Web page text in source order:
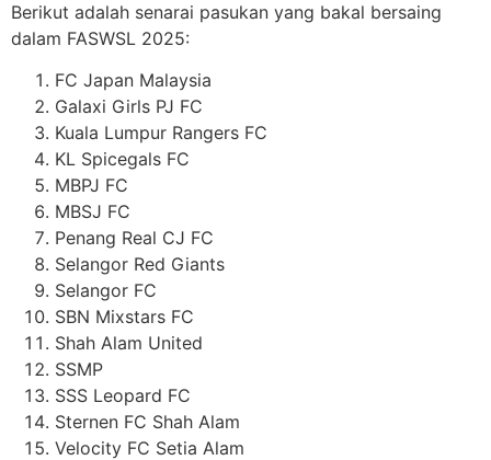
Berikut adalah senarai pasukan yang bakal bersaing
dalam FASWSL 2025:
FC Japan Malaysia
Galaxi Girls PJ FC
Kuala Lumpur Rangers FC
KL Spicegals FC
MBPJ FC
MBSJ FC
Penang Real CJ FC
Selangor Red Giants
Selangor FC
SBN Mixstars FC
Shah Alam United
SSMP
SSS Leopard FC
Sternen FC Shah Alam
Velocity FC Setia Alam